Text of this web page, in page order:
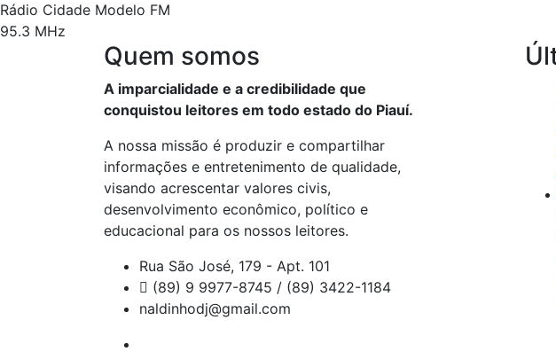
Rádio Cidade Modelo FM
95.3 MHz
Quem somos
A imparcialidade e a credibilidade que
conquistou leitores em todo estado do Piauí.
A nossa missão é produzir e compartilhar
informações e entretenimento de qualidade,
visando acrescentar valores civis,
desenvolvimento econômico, político e
educacional para os nossos leitores.
Rua São José, 179 - Apt. 101
(89) 9 9977-8745 / (89) 3422-1184
naldinhodj@gmail.com